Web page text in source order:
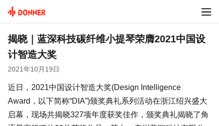
揭晓｜蓝深科技碳纤维小提琴荣膺2021中国设
计智造大奖
2021年10月19日
近日，2021中国设计智造大奖(Design Intelligence
Award，以下简称“DIA”)颁奖典礼系列活动在浙江绍兴盛大
启幕，现场共揭晓327项年度获奖佳作，颁奖典礼揭晓了角